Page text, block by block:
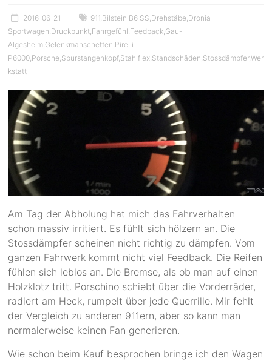
2016-06-21 911 Bilstein B6 SS Drehstäbe Dronia
Sportwagen Druckpunkt Fahrgefühl Feedback Gau-
Algesheim Gelenkmanschetten Pirelli
P6000 Porsche Spurstangenkopf, Stahlflex Standschäden Stossdämpfer,Wer
kstatt
Am Tag der Abholung hat mich das Fahrverhalten
schon massiv irritiert. Es fühlt sich hölzern an. Die
Stossdämpfer scheinen nicht richtig zu dämpfen. Vom
ganzen Fahrwerk kommt nicht viel Feedback. Die Reifen
fühlen sich leblos an. Die Bremse, als ob man auf einen
Holzklotz tritt. Porschino schiebt über die Vorderräder,
radiert am Heck, rumpelt über jede Querrille. Mir fehlt
der Vergleich zu anderen 911ern, aber so kann man
normalerweise keinen Fan generieren.
Wie schon beim Kauf besprochen bringe ich den Wagen